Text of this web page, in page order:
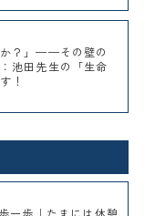
か？」——その壁の
池田先生の「生命
！